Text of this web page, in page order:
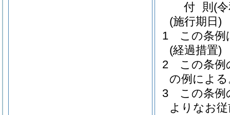
付 則 (
(施行期日)
1
この条例
(経過措置)
2
この条
の例による
3
この条例
よりなお